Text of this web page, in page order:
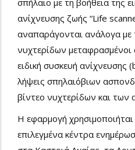
σπήλαιο με τη βοήθεια της
ανίχνευσης ζωής “Life
αναπαράγονται ανάλογα με
νυχτερίδων
ειδική συσκευή
λήψεις σπηλαιόβιων
βίντεο νυχτερίδων και των
Η εφαρμογή χρησιμοποιήται
επιλεγμένα κέντρα